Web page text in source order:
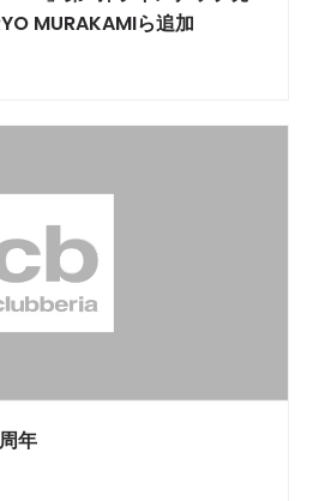
MURAKAMIら追加
年